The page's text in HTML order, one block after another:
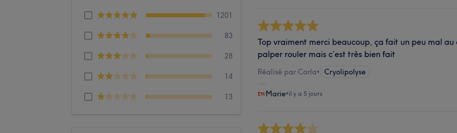
1201
83
28
14
13
Top vraiment merci beaucoup, ça fait un peu mal au
palper rouler mais c’est très bien fait
Réalisé par Carla• Cryolipolyse
Marie•il y a 5 jours